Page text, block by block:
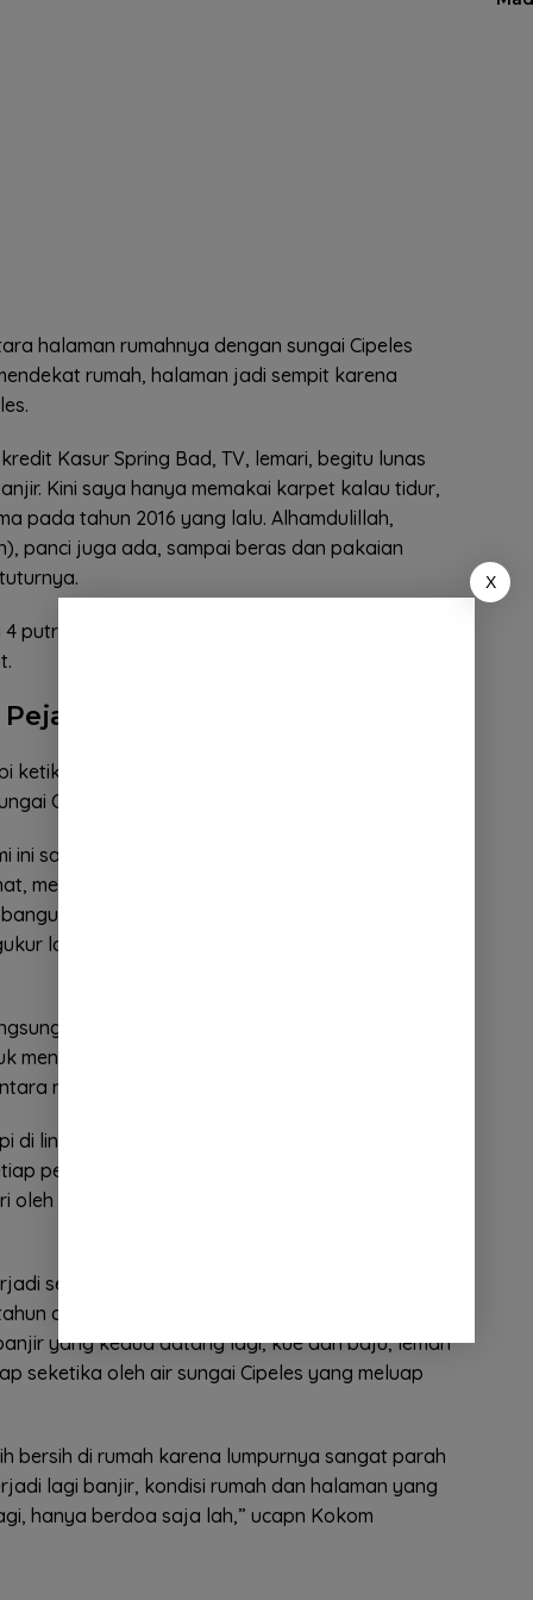
halaman rumahnya dengan sungai Cipeles
rumah, halaman jadi sempit karena
Kasur Spring Bad, TV, lemari, begitu lunas
Kini saya hanya memakai karpet kalau tidur,
pada tahun 2016 yang lalu. Alhamdulillah,
panci juga ada, sampai beras dan pakaian
putra dan yang 3 nya sudah menikah. Sambung
Tidak Terdengar
ketika hujan sudah pasti sekeluarga begadang
Cipeles meluap kembali,” ujarnya.
ini sama juga kena imbas banjir, tapi di tempat itu
mending kalau pemukiman, ini mah tidak, entah
TPT nya itu. Saya mah suka ketawa kalau
lagi, terus ada lagi datang, ngukur lagi tebing
lebih dari 5 tahun masih belum juga di
mengukur dan melaporkan ke pimpinan. Namun
nasib warga sangat terancam oleh banjir.
di lingkungan Kelurahan, dekat dengan pusat
pejabat yang lewat pakai pengawalan juga
pejabat tidak terdengar. Mau sampai kapan
seminggu sebelum Idul Fitri kemarin. Arisan kue
dan sudah persiapan mau lebaran berikut
yang kedua datang lagi, kue dan baju, lemari
seketika oleh air sungai Cipeles yang meluap
bersih di rumah karena lumpurnya sangat parah
lagi banjir, kondisi rumah dan halaman yang
hanya berdoa saja lah,” ucapn Kokom
X